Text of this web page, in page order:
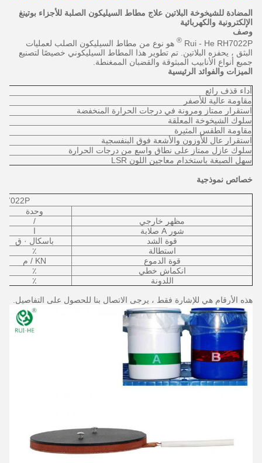
المضادة للشيخوخة البلاتين علاج مطاط السيليكون الصلبة للأجزاء بوتينغ
الإلكترونية والكهربائية
وصف
Rui - He RH7022P
® هو نوع من مطاط السيليكون الصلب لعمليات
البثق ، يحفزه البلاتين. تم تطوير هذا المطاط السيليكوني خصيصًا لتصنيع
جميع أنواع الأنابيب المبثوقة والقضبان الممغنطة.
الميزات والفوائد الرئيسية
أداء قذف رائع
مقاومة عالية للأصفر
استقرار ممتاز ومرونة في درجات الحرارة المنخفضة
سلوك الشيخوخة المعلقة
مقاومة الطقس المثيرة
استقرار عال للأوزون والأشعة فوق البنفسجية
سلوك عازل ممتاز على نطاق واسع من درجات الحرارة
سهل الصبغة باستخدام معاجين اللون LSR
خصائص نموذجية
وحدة
مظهر خارجي
/
شور A صلابة
ا
قوة الشد
باسكال · ق
استطالة
٪
قوة الدموع
KN / م
انكماش خطي
٪
اللدونة
٪
هذه الأرقام هي للإشارة فقط ، يرجى الاتصال بنا للحصول على التفاصيل.